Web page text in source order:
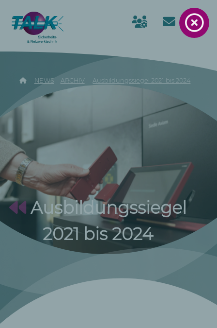
NEWS ARCHIV Ausbildungssiegel 2021 bis 2024
Ausbildungssiegel
2021 bis 2024